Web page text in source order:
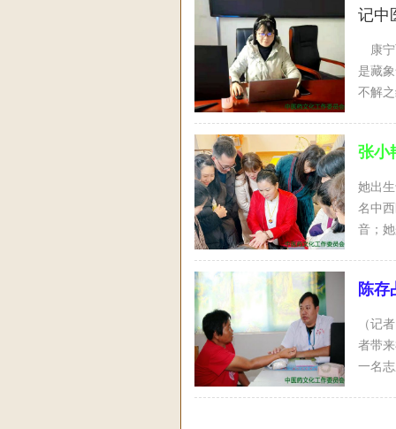
记中
康宁
是藏
不解
张小
她出
名中
音；
陈存
（记
者带
一名